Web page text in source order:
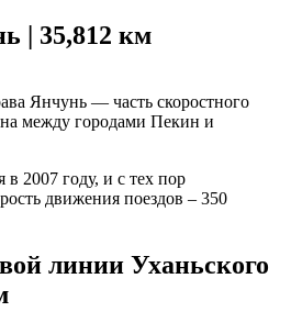
| 35,812 км
Янчунь — часть скоростного
между городами Пекин и
в 2007 году, и с тех пор
движения поездов – 350
линии Уханьского